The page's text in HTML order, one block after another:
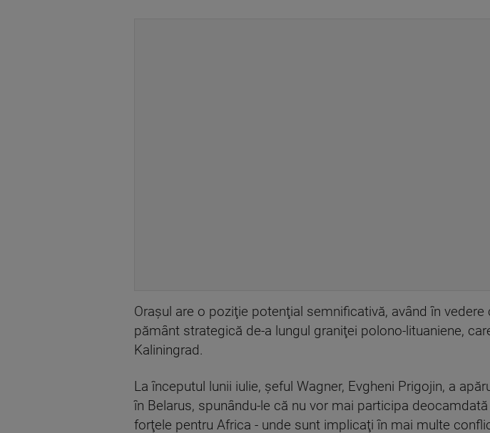
Oraşul are o poziţie potenţial semnificativă, având în
pământ strategică de-a lungul graniţei polono-lituaniene,
Kaliningrad.
La începutul lunii iulie, şeful Wagner, Evgheni Prigojin, a
în Belarus, spunându-le că nu vor mai participa
forţele pentru Africa - unde sunt implicaţi în mai multe